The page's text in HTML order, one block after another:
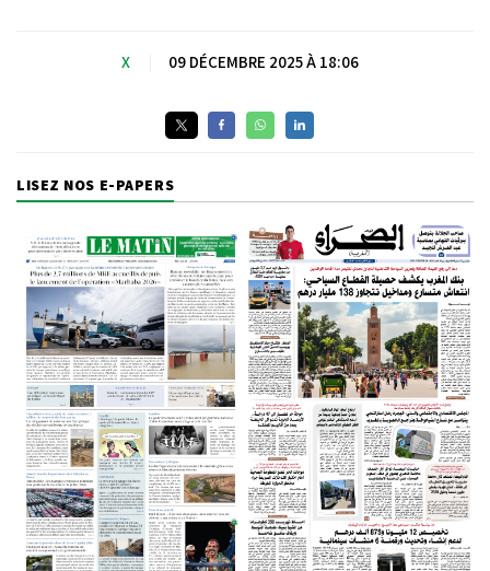
X 09 DÉCEMBRE 2025 À 18:06
LISEZ NOS E-PAPERS